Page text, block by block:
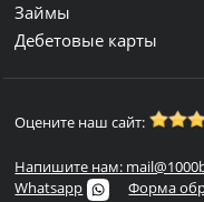
Займы
Дебетовые карты
Оцените наш сайт:
Напишите нам:
Whatsapp
Форма